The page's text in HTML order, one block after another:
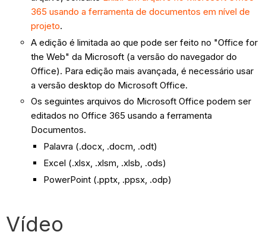
365 usando a ferramenta de documentos em nível de
projeto.
A edição é limitada ao que pode ser feito no "Office for
the Web" da Microsoft (a versão do navegador do
Office). Para edição mais avançada, é necessário usar
a versão desktop do Microsoft Office.
Os seguintes arquivos do Microsoft Office podem ser
editados no Office 365 usando a ferramenta
Documentos.
Palavra (.docx, .docm, .odt)
Excel (.xlsx, .xlsm, .xlsb, .ods)
PowerPoint (.pptx, .ppsx, .odp)
Vídeo